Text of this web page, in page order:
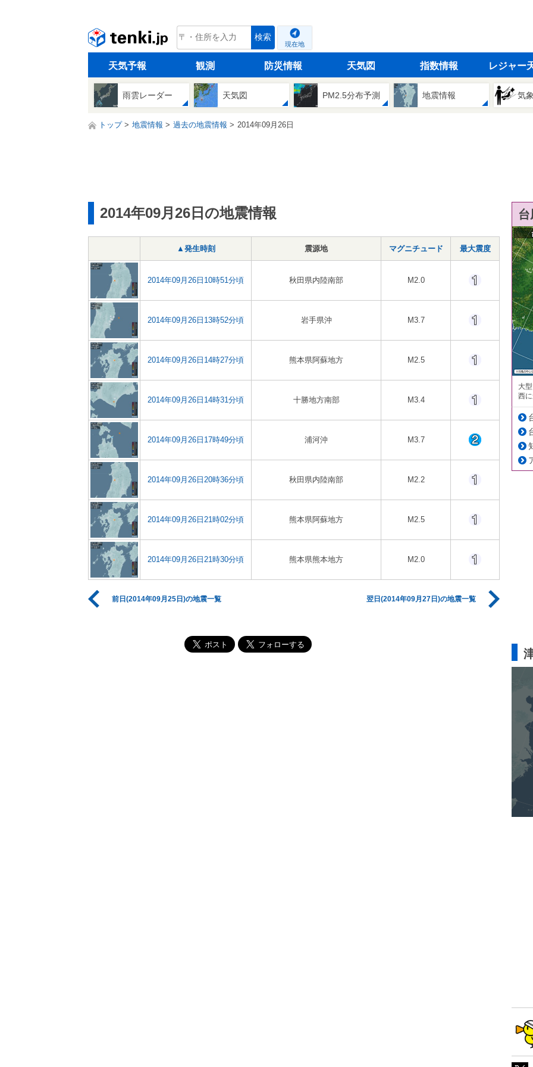
tenki.jp 検索
現在地
天気予報 観測 防災情報 天気図 指数情報 レジャー
雨雲レーダー 天気図 PM2.5分布予測 地震情報 気
トップ 地震情報 過去の地震情報 2014年09月26日
2014年09月26日の地震情報
▲発生時刻 震源地 マグニチュード 最大震度
2014年09月26日10時51分頃 秋田県内陸南部 M2.0
2014年09月26日13時52分頃 岩手県沖 M3.7
2014年09月26日14時27分頃 熊本県阿蘇地方 M2.5
2014年09月26日14時31分頃 十勝地方南部 M3.4
2014年09月26日17時49分頃 浦河沖 M3.7
2014年09月26日20時36分頃 秋田県内陸南部 M2.2
2014年09月26日21時02分頃 熊本県阿蘇地方 M2.5
2014年09月26日21時30分頃 熊本県熊本地方 M2.0
前日(2014年09月25日)の地震一覧 翌日(2014年09月27日)の地震一覧
大
西